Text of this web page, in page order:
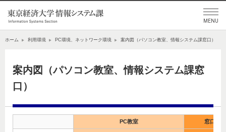
ホーム 利用環境 PC環境、ネットワーク環境 案内図（パソコン教室、情報システム課窓口）
案内図（パソコン教室、情報システム課窓
口）
PC教室 窓口 ※